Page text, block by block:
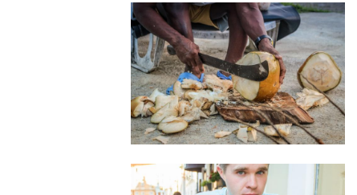
Image
Image